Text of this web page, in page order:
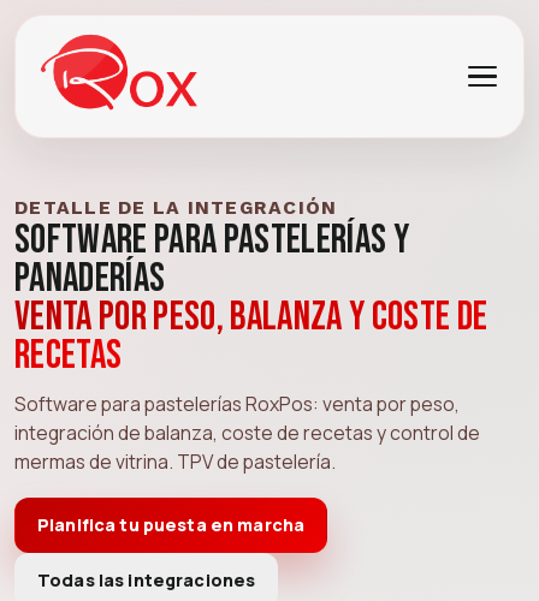
DETALLE DE LA INTEGRACIÓN
Software para Pastelerías y
Panaderías
Venta por peso, balanza y coste de
recetas
Software para pastelerías RoxPos: venta por peso,
integración de balanza, coste de recetas y control de
mermas de vitrina. TPV de pastelería.
Planifica tu puesta en marcha
Todas las integraciones